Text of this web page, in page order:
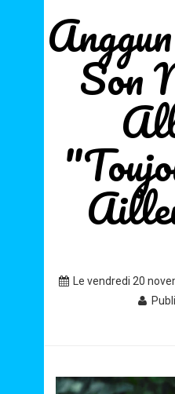
Son
Le vendredi 20